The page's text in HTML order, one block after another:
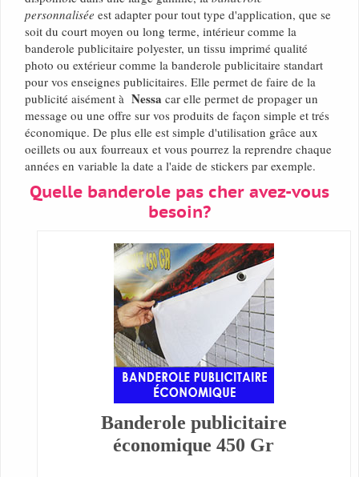
personnalisée est adapter pour tout type d'application, que se
soit du court moyen ou long terme, intérieur comme la
banderole publicitaire polyester, un tissu imprimé qualité
photo ou extérieur comme la banderole publicitaire standart
pour vos enseignes publicitaires. Elle permet de faire de la
publicité aisément à Nessa car elle permet de propager un
message ou une offre sur vos produits de façon simple et trés
économique. De plus elle est simple d'utilisation grâce aux
oeillets ou aux fourreaux et vous pourrez la reprendre chaque
années en variable la date a l'aide de stickers par exemple.
Quelle banderole pas cher avez-vous
besoin?
Banderole publicitaire
économique 450 Gr